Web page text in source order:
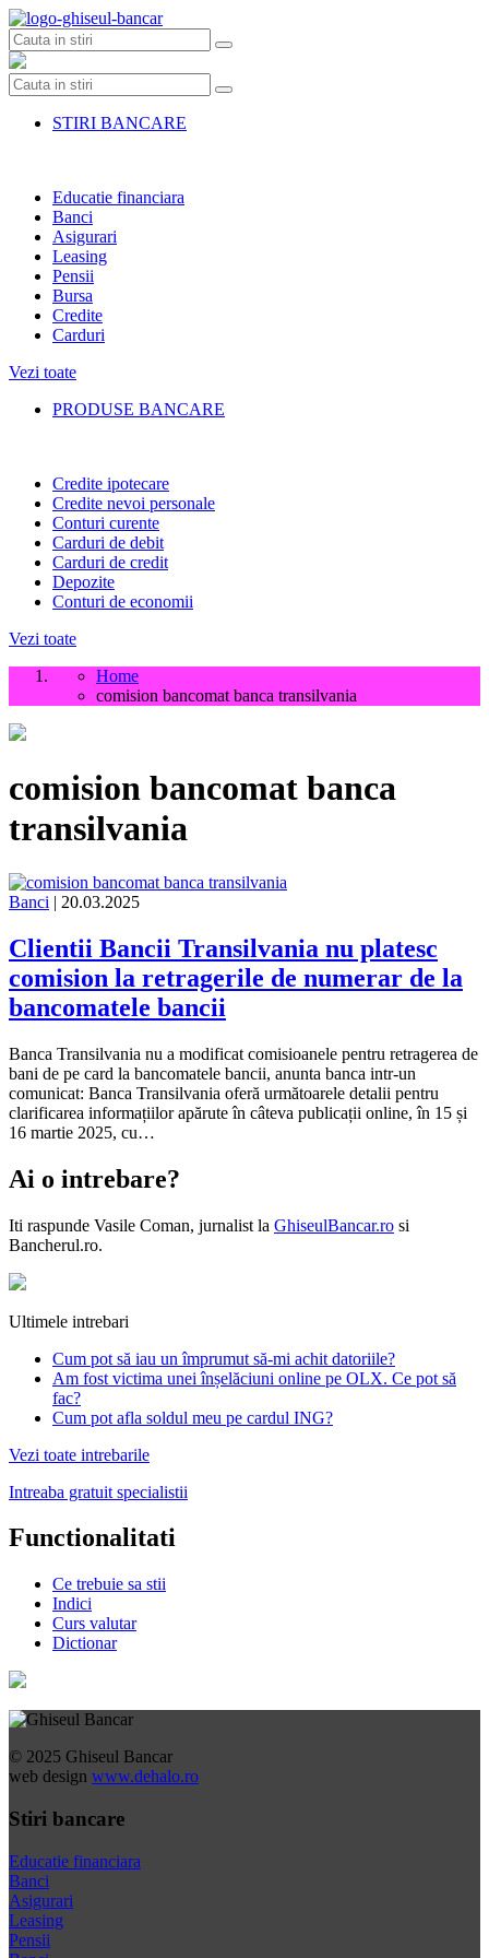
Skip
to
content
STIRI BANCARE
Educatie financiara
Banci
Asigurari
Leasing
Pensii
Bursa
Credite
Carduri
Vezi toate
PRODUSE BANCARE
Credite ipotecare
Credite nevoi personale
Conturi curente
Carduri de debit
Carduri de credit
Depozite
Conturi de economii
Vezi toate
Home
comision bancomat banca transilvania
comision bancomat banca
transilvania
Banci | 20.03.2025
Clientii Bancii Transilvania nu platesc
comision la retragerile de numerar de la
bancomatele bancii
Banca Transilvania nu a modificat comisioanele pentru retragerea de
bani de pe card la bancomatele bancii, anunta banca intr-un
comunicat: Banca Transilvania oferă următoarele detalii pentru
clarificarea informațiilor apărute în câteva publicații online, în 15 și
16 martie 2025, cu…
Ai o intrebare?
Iti raspunde Vasile Coman, jurnalist la GhiseulBancar.ro si
Bancherul.ro.
Ultimele intrebari
Cum pot să iau un împrumut să-mi achit datoriile?
Am fost victima unei înșelăciuni online pe OLX. Ce pot să
fac?
Cum pot afla soldul meu pe cardul ING?
Vezi toate intrebarile
Intreaba gratuit specialistii
Functionalitati
Ce trebuie sa stii
Indici
Curs valutar
Dictionar
© 2025 Ghiseul Bancar
web design www.dehalo.ro
Stiri bancare
Educatie financiara
Banci
Asigurari
Leasing
Pensii